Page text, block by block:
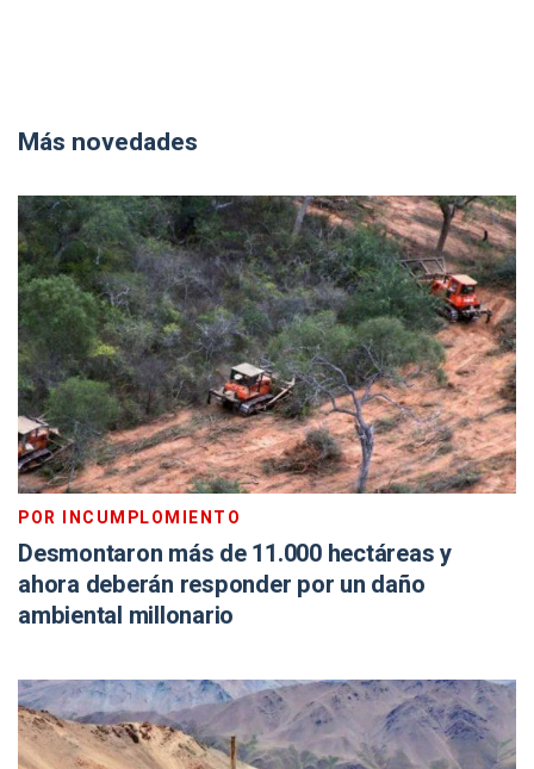
Más novedades
POR INCUMPLOMIENTO
Desmontaron más de 11.000 hectáreas y
ahora deberán responder por un daño
ambiental millonario